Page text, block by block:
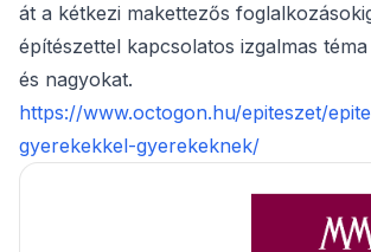
át a kétkezi makettezős
építészettel kapcsolatos izgalmas
és nagyokat.
https://www.octogon.hu/epiteszet/
gyerekekkel-gyerekeknek/